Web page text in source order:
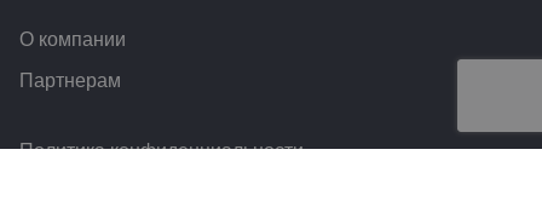
О компании
Партнерам
Политика конфиденциальности